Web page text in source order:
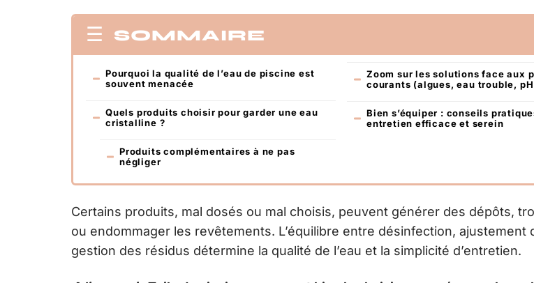
SOMMAIRE
Pourquoi la qualité de l’eau de piscine est
souvent menacée
Quels produits choisir pour garder une eau
cristalline ?
Produits complémentaires à ne pas
négliger
Zoom sur les solutions face aux
courants (algues, eau trouble,
Bien s’équiper : conseils
entretien efficace et serein
Certains produits, mal dosés ou mal choisis, peuvent générer des dépôts,
ou endommager les revêtements. L’équilibre entre désinfection, ajustement
gestion des résidus détermine la qualité de l’eau et la simplicité d’entretien.